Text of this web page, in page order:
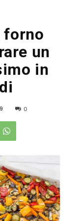
forno
un
in
0